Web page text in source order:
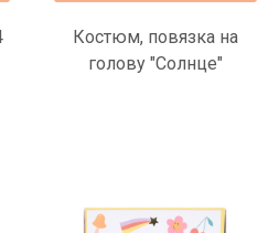
Костюм, повязка на
голову "Солнце"